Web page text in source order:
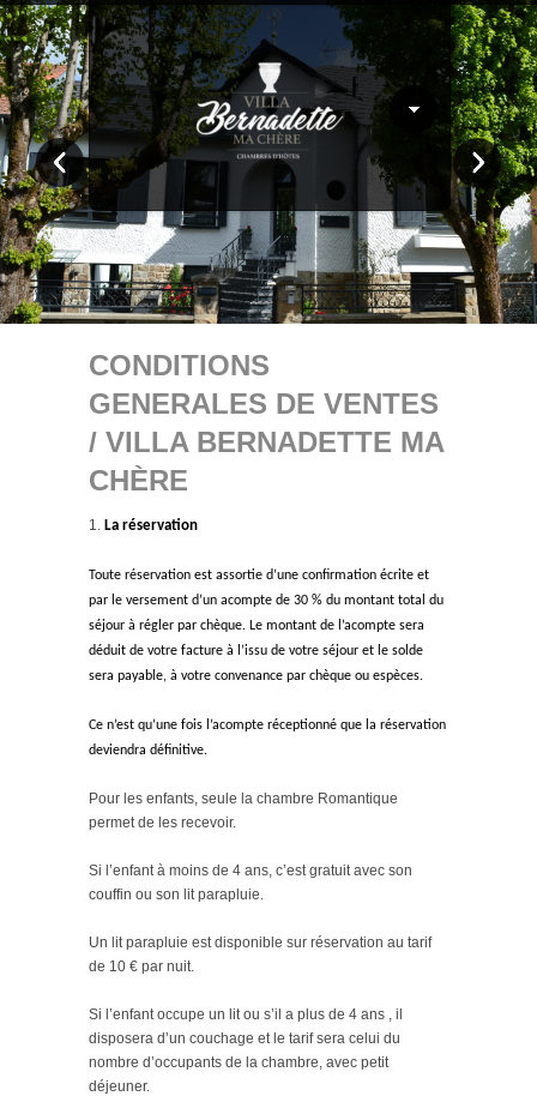
CONDITIONS
GENERALES DE VENTES
/ VILLA BERNADETTE MA
CHÈRE
La réservation
Toute réservation est assortie d’une confirmation écrite et
par le versement d’un acompte de 30 % du montant total du
séjour à régler par chèque. Le montant de l’acompte sera
déduit de votre facture à l’issu de votre séjour et le solde
sera payable, à votre convenance par chèque ou espèces.
Ce n’est qu’une fois l’acompte réceptionné que la réservation
deviendra définitive.
Pour les enfants, seule la chambre Romantique
permet de les recevoir.
Si l’enfant à moins de 4 ans, c’est gratuit avec son
couffin ou son lit parapluie.
Un lit parapluie est disponible sur réservation au tarif
de 10 € par nuit.
Si l’enfant occupe un lit ou s’il a plus de 4 ans , il
disposera d’un couchage et le tarif sera celui du
nombre d’occupants de la chambre, avec petit
déjeuner.